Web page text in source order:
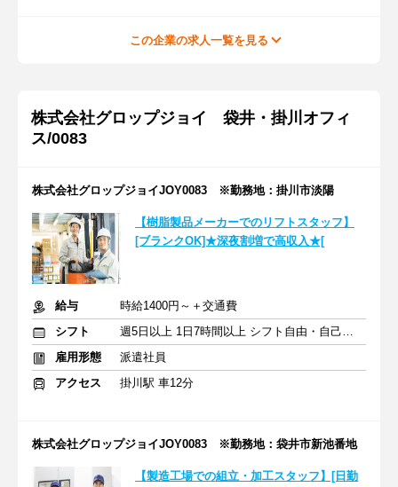
この企業の求人一覧を見る
株式会社グロップジョイ 袋井・掛川オフィ
ス/0083
株式会社グロップジョイJOY0083 ※勤務地：掛川市淡陽
【樹脂製品メーカーでのリフトスタッフ】
[ブランクOK]★深夜割増で高収入★[
給与
時給1400円～＋交通費
シフト
週5日以上 1日7時間以上 シフト自由・自己申告
雇用形態
派遣社員
アクセス
掛川駅 車12分
株式会社グロップジョイJOY0083 ※勤務地：袋井市新池番地
【製造工場での組立・加工スタッフ】[日勤